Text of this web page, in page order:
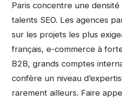
Paris concentre une
talents SEO. Les agences
sur les projets les plus
français, e-commerce à
B2B, grands comptes
confère un niveau
rarement ailleurs. Faire